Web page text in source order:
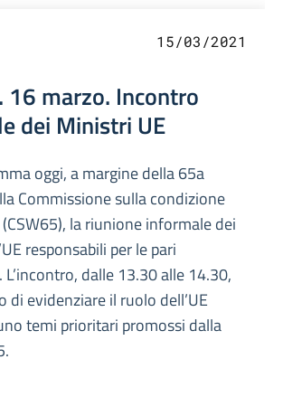
15/03/2021
16 marzo. Incontro
dei Ministri UE
oggi, a margine della 65a
Commissione sulla condizione
la riunione informale dei
responsabili per le pari
dalle 13.30 alle 14.30,
di evidenziare il ruolo dell’UE
temi prioritari promossi dalla